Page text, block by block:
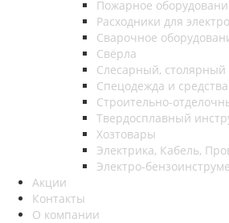
Пожарное
Расходники для
Сварочное
Свёрла
Слесарный, столярный
Спецодежда и
Строительно-
Твердосплавный
Хозтовары
Электрика, Кабель,
Электро-
Акции
Контакты
О компании